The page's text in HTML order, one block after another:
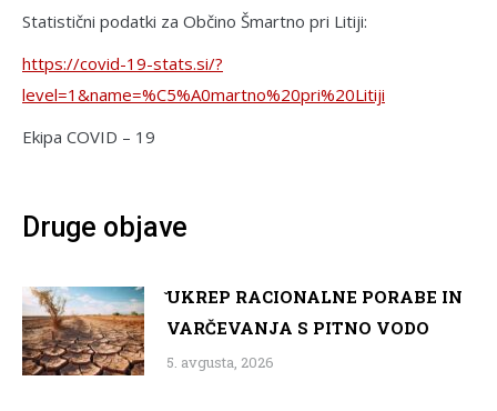
Statistični podatki za Občino Šmartno pri Litiji:
https://covid-19-stats.si/?
level=1&name=%C5%A0martno%20pri%20Litiji
Ekipa COVID – 19
Druge objave
̌UKREP RACIONALNE PORABE IN
VARČEVANJA S PITNO VODO
5. avgusta, 2026